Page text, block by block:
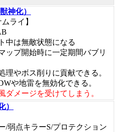
神化）
ライ】
中は無敵状態になる
ップ開始時に一定期間バブリ
理やボス削りに貢献できる。
や地雷を無効化できる。
メージを受けてしまう。
）
/弱点キラーS/プロテクション